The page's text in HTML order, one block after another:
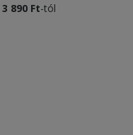
3 890 Ft-tól